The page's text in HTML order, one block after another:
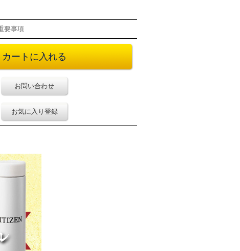
要事項
お問い合わせ
お気に入り登録